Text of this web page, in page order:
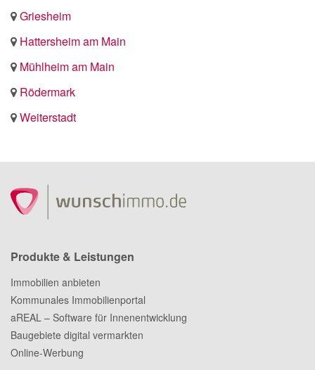
Griesheim
Hattersheim am Main
Mühlheim am Main
Rödermark
Weiterstadt
Produkte & Leistungen
Immobilien anbieten
Kommunales Immobilienportal
aREAL – Software für Innenentwicklung
Baugebiete digital vermarkten
Online-Werbung